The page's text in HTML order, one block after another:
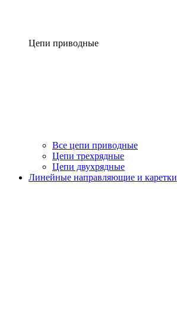
Цепи приводные
Все цепи приводные
Цепи трехрядные
Цепи двухрядные
Линейные направляющие и каретки